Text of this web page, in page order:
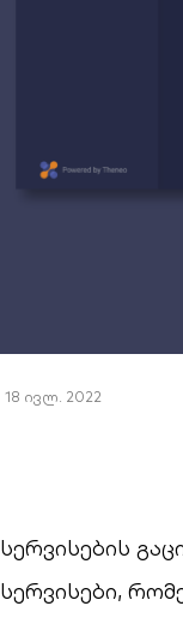
18 ივლ. 2022
სერვისების
სერვისები,